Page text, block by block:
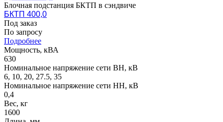
Блочная подстанция БКТП в сэндвиче
БКТП 400,0
Под заказ
По запросу
Подробнее
Мощность, кВА
630
Номинальное напряжение сети ВН, кВ
6, 10, 20, 27.5, 35
Номинальное напряжение сети НН, кВ
0,4
Вес, кг
1600